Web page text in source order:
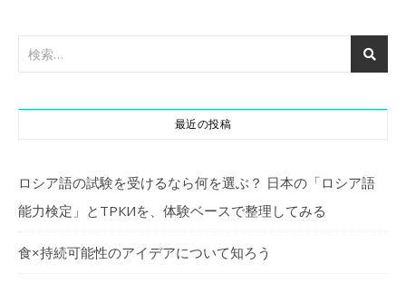
最近の投稿
ロシア語の試験を受けるなら何を選ぶ？ 日本の「ロシア語
能力検定」とТРКИを、体験ベースで整理してみる
食×持続可能性のアイデアについて知ろう